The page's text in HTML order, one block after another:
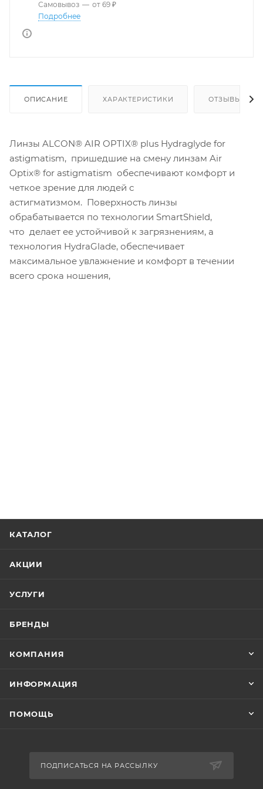
Самовывоз — от 69 ₽
Подробнее
ОПИСАНИЕ ХАРАКТЕРИСТИКИ ОТЗЫВЫ
Линзы ALCON® AIR OPTIX® plus Hydraglyde for
astigmatism, пришедшие на смену линзам Air
Optix® for astigmatism обеспечивают комфорт и
четкое зрение для людей с
астигматизмом. Поверхность линзы
обрабатывается по технологии SmartShield,
что делает ее устойчивой к загрязнениям, а
технология HydraGlade, обеспечивает
максимальное увлажнение и комфорт в течении
всего срока ношения,
КАТАЛОГ
АКЦИИ
УСЛУГИ
БРЕНДЫ
КОМПАНИЯ
ИНФОРМАЦИЯ
ПОМОЩЬ
ПОДПИСАТЬСЯ НА РАССЫЛКУ